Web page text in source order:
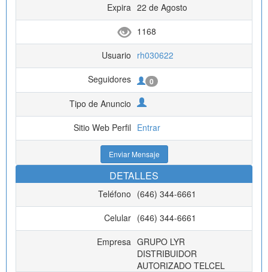
Expira 22 de Agosto
1168
Usuario rh030622
Seguidores
0
Tipo de Anuncio
Sitio Web Perfil Entrar
Enviar Mensaje
DETALLES
Teléfono (646) 344-6661
Celular (646) 344-6661
Empresa GRUPO LYR
DISTRIBUIDOR
AUTORIZADO TELCEL